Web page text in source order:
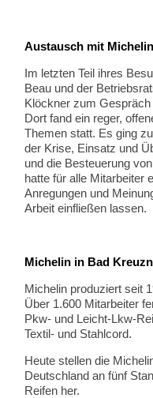
Austausch mit
Im letzten Teil ihres
Beau und der
Klöckner zum
Dort fand ein reger,
Themen statt. Es ging
der Krise, Einsatz und
und die Besteuerung
hatte für alle Mitarbeiter
Anregungen und
Arbeit einfließen lassen.
Michelin in Bad
Michelin produziert seit
Über 1.600 Mitarbeiter
Pkw- und Leicht-Lkw-
Textil- und Stahlcord.
Heute stellen die
Deutschland an fünf
Reifen her.